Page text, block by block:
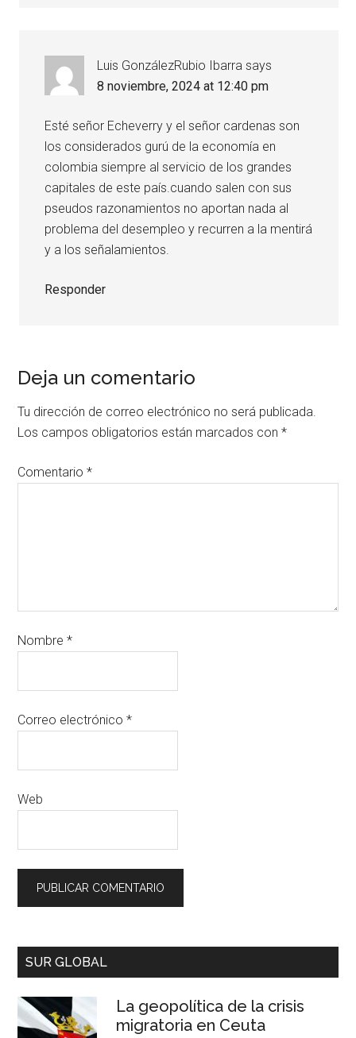
Luis GonzálezRubio Ibarra says
8 noviembre, 2024 at 12:40 pm
Esté señor Echeverry y el señor cardenas son
los considerados gurú de la economía en
colombia siempre al servicio de los grandes
capitales de este país.cuando salen con sus
pseudos razonamientos no aportan nada al
problema del desempleo y recurren a la mentirá
y a los señalamientos.
Responder
Deja un comentario
Tu dirección de correo electrónico no será publicada.
Los campos obligatorios están marcados con*
Comentario*
Nombre*
Correo electrónico*
Web
SUR GLOBAL
La geopolítica de la crisis
migratoria en Ceuta